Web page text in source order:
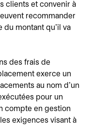
clients et convenir à
recommander
du montant qu'il va
des frais de
exerce un
au nom d'un
pour un
compte en gestion
exigences visant à